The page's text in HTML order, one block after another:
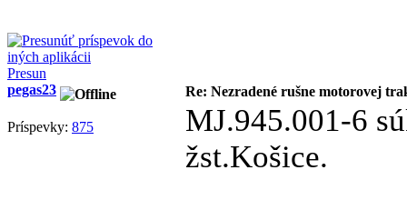
Presun
pegas23
Re: Nezradené rušne motorovej
Príspevky: 875
MJ.945.001-6
žst.Košice.